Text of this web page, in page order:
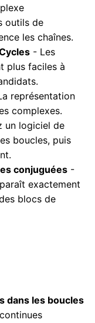
outils de
les chaînes.
- Les
plus faciles à
représentation
complexes.
un logiciel de
boucles, puis
conjuguées -
exactement
blocs de
dans les boucles